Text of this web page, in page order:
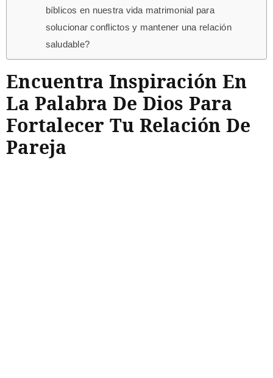
bíblicos en nuestra vida matrimonial para
solucionar conflictos y mantener una relación
saludable?
Encuentra Inspiración En
La Palabra De Dios Para
Fortalecer Tu Relación De
Pareja